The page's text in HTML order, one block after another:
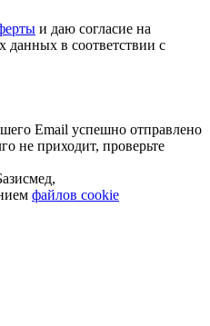
и даю согласие на
данных в соответствии с
Email успешно отправлено
не приходит, проверьте
файлов cookie